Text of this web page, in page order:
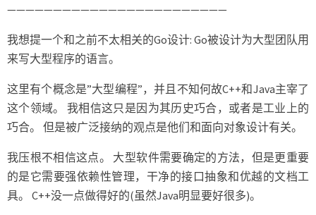
————————————————————————
我想提一个和之前不太相关的Go设计: Go被设计为大型团队用
来写大型程序的语言。
这里有个概念是”大型编程”，并且不知何故C++和Java主宰了
这个领域。 我相信这只是因为其历史巧合，或者是工业上的
巧合。 但是被广泛接纳的观点是他们和面向对象设计有关。
我压根不相信这点。 大型软件需要确定的方法，但是更重要
的是它需要强依赖性管理，干净的接口抽象和优越的文档工
具。 C++没一点做得好的(虽然Java明显要好很多)。